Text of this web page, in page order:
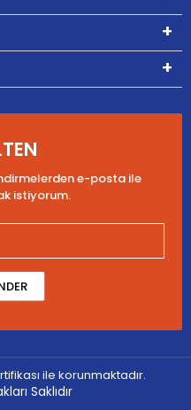
e-posta ile
istiyorum.
ile korunmaktadır.
Saklıdır